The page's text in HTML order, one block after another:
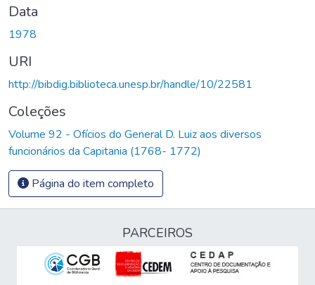
Data
1978
URI
http://bibdig.biblioteca.unesp.br/handle/10/22581
Coleções
Volume 92 - Ofícios do General D. Luiz aos diversos
funcionários da Capitania (1768- 1772)
Página do item completo
PARCEIROS